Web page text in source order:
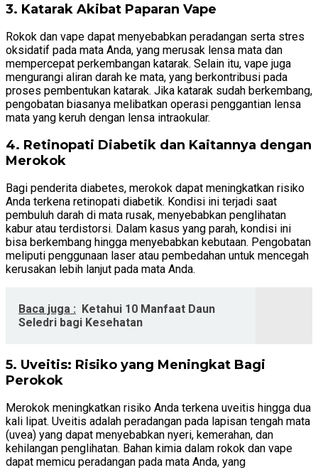
3. Katarak Akibat Paparan Vape
Rokok dan vape dapat menyebabkan peradangan serta stres
oksidatif pada mata Anda, yang merusak lensa mata dan
mempercepat perkembangan katarak. Selain itu, vape juga
mengurangi aliran darah ke mata, yang berkontribusi pada
proses pembentukan katarak. Jika katarak sudah berkembang,
pengobatan biasanya melibatkan operasi penggantian lensa
mata yang keruh dengan lensa intraokular.
4. Retinopati Diabetik dan Kaitannya dengan
Merokok
Bagi penderita diabetes, merokok dapat meningkatkan risiko
Anda terkena retinopati diabetik. Kondisi ini terjadi saat
pembuluh darah di mata rusak, menyebabkan penglihatan
kabur atau terdistorsi. Dalam kasus yang parah, kondisi ini
bisa berkembang hingga menyebabkan kebutaan. Pengobatan
meliputi penggunaan laser atau pembedahan untuk mencegah
kerusakan lebih lanjut pada mata Anda.
Baca juga : Ketahui 10 Manfaat Daun
Seledri bagi Kesehatan
5. Uveitis: Risiko yang Meningkat Bagi
Perokok
Merokok meningkatkan risiko Anda terkena uveitis hingga dua
kali lipat. Uveitis adalah peradangan pada lapisan tengah mata
(uvea) yang dapat menyebabkan nyeri, kemerahan, dan
kehilangan penglihatan. Bahan kimia dalam rokok dan vape
dapat memicu peradangan pada mata Anda, yang